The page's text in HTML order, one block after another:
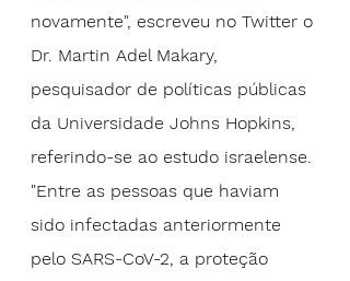
novamente", escreveu no Twitter o
Dr. Martin Adel Makary,
pesquisador de políticas públicas
da Universidade Johns Hopkins,
referindo-se ao estudo israelense.
"Entre as pessoas que haviam
sido infectadas anteriormente
pelo SARS-CoV-2, a proteção